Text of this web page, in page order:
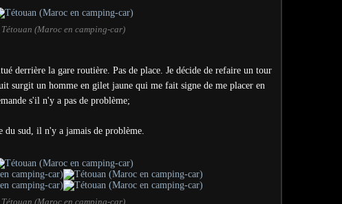
Tétouan (Maroc en camping-car)
derrière la gare routière. Pas de place. Je décide de refaire un tour
surgit un homme en gilet jaune qui me fait signe de me placer en
s'il n'y a pas de problème;
du sud, il n'y a jamais de problème.
Tétouan (Maroc en camping-car)